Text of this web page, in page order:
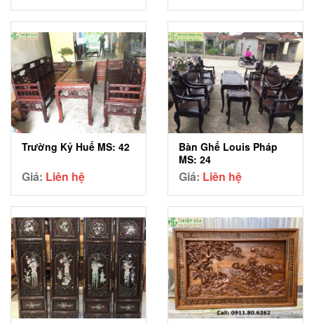
Trường Kỷ Huế MS: 42
Giá: Liên hệ
Bàn Ghế Louis Pháp
MS: 24
Giá: Liên hệ